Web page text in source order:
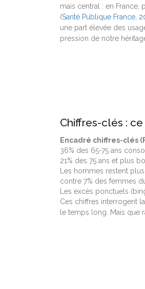
mais central : en France,
(Santé Publique France,
une part élevée des
pression de notre
Chiffres-clés :
Encadré chiffres-clés
36% des 65-75 ans
21% des 75 ans et plus
Les hommes restent
contre 7% des femmes
Les excès ponctuels
Ces chiffres interrogent
le temps long. Mais que